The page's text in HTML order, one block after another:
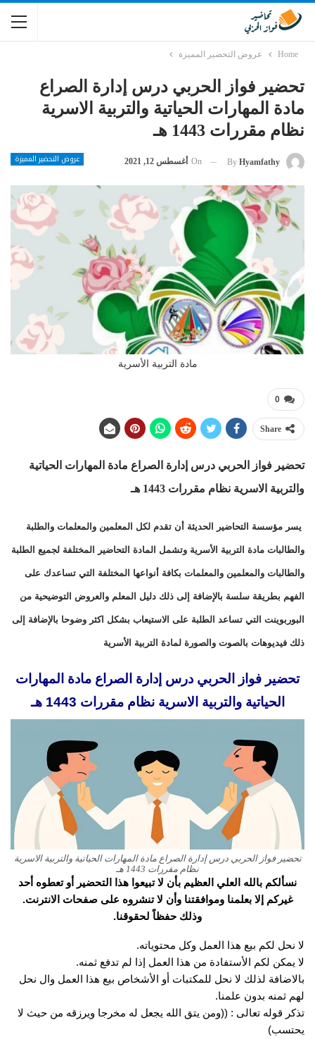
Home عروض التحضير المميزة
تحضير فواز الحربي درس إدارة الصراع
مادة المهارات الحياتية والتربية الاسرية
نظام مقررات 1443 هـ
عروض التحضير المميزة By Hyamfathy
On أغسطس 12, 2021
مادة التربية الأسرية
0
Share
تحضير فواز الحربي درس إدارة الصراع مادة المهارات الحياتية
والتربية الاسرية نظام مقررات
يسر مؤسسة التحاضير الحديثة أن تقدم لكل المعلمين والمعلمات والطلبة
والطالبات مادة التربية الأسرية وتشمل المادة التحاضير المختلفة لجميع الطلبة
والطالبات والمعلمين والمعلمات بكافة أنواعها المختلفة التي تساعدك على
الفهم بطريقة سلسة بالإضافة إلى ذلك دليل المعلم والعروض التوضيحية من
البوربوينت التي تساعد الطلبة على الاستيعاب بشكل اكثر وضوحا بالإضافة إلى
ذلك فيديوهات بالصوت والصورة لمادة التربية الأسرية
تحضير فواز الحربي درس إدارة الصراع مادة المهارات
الحياتية والتربية الاسرية نظام مقررات 1443 هـ
تحضير فواز الحربي درس إدارة الصراع مادة المهارات الحياتية والتربية الاسرية
نظام مقررات 1443 هـ
نسألكم بالله العلي العظيم بأن لا تبيعوا هذا التحضير أو تعطوه أحد
غيركم إلا بعلمنا وموافقتنا وأن لا تنشروه على صفحات الانترنت.
وذلك حفظاً لحقوقنا.
لا نحل لكم بيع هذا العمل وكل محتوياته.
لا يمكن لكم الأستفادة من هذا العمل إذا لم تدفع ثمنه.
بالاضافة لذلك لا نحل للمكتبات أو الأشخاص بيع هذا العمل وال نحل
لهم ثمنه بدون علمنا.
تذكر قوله تعالى : ((ومن يتق الله يجعل له مخرجا ويرزقه من حيث لا
يحتسب)